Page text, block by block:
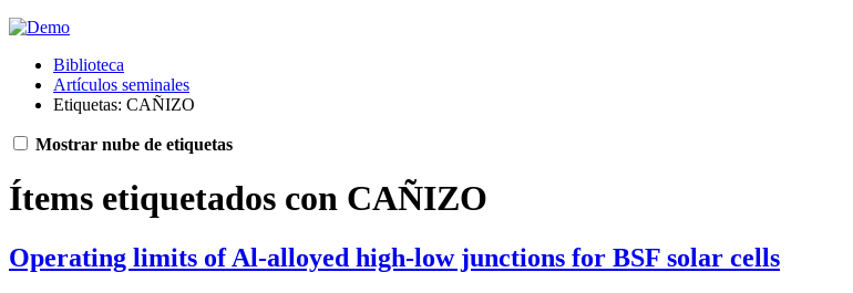
Biblioteca
Artículos seminales
Etiquetas: CAÑIZO
Mostrar nube de etiquetas
Ítems etiquetados con CAÑIZO
Operating limits of Al-alloyed high-low junctions for BSF solar cells